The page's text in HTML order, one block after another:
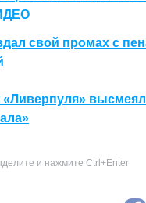
свой промах с
высмеял
и нажмите Ctrl+Enter